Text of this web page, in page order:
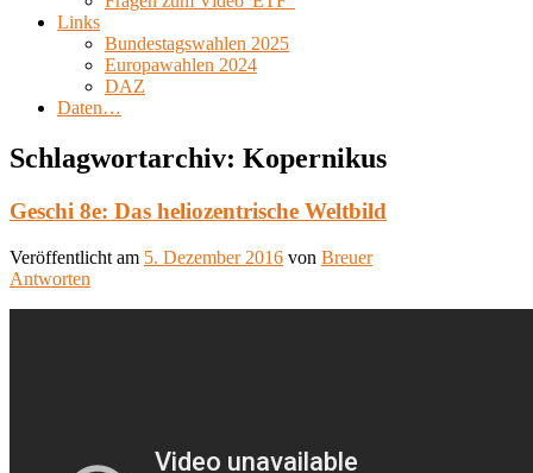
Links
Bundestagswahlen 2025
Europawahlen 2024
DAZ
Daten…
Schlagwortarchiv: Kopernikus
Geschi 8e: Das heliozentrische Weltbild
Veröffentlicht am 5. Dezember 2016 von Breuer
Antworten